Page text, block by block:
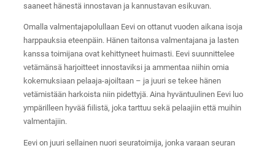
saaneet hänestä innostavan ja kannustavan esikuvan.
Omalla valmentajapolullaan Eevi on ottanut vuoden aikana isoja
harppauksia eteenpäin. Hänen taitonsa valmentajana ja lasten
kanssa toimijana ovat kehittyneet huimasti. Eevi suunnittelee
vetämänsä harjoitteet innostaviksi ja ammentaa niihin omia
kokemuksiaan pelaaja-ajoiltaan – ja juuri se tekee hänen
vetämistään harkoista niin pidettyjä. Aina hyväntuulinen Eevi luo
ympärilleen hyvää fiilistä, joka tarttuu sekä pelaajiin että muihin
valmentajiin.
Eevi on juuri sellainen nuori seuratoimija, jonka varaan seuran